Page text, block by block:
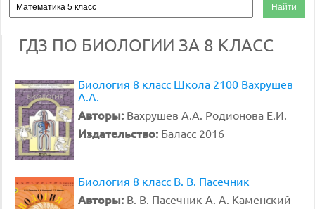
ГДЗ ПО БИОЛОГИИ ЗА 8 КЛАСС
Биология 8 класс Школа 2100 Вахрушев
А.А.
Авторы: Вахрушев А.А. Родионова Е.И.
Издательство: Баласс 2016
Биология 8 класс В. В. Пасечник
Авторы: В. В. Пасечник А. А. Каменский